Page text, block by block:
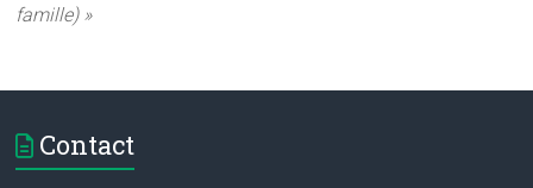
famille) »
Contact